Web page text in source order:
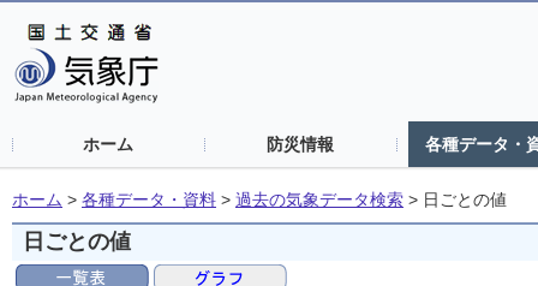
ホーム 防災情報 各種データ・
ホーム > 各種データ・資料 > 過去の気象データ検索 > 日ごとの値
日ごとの値